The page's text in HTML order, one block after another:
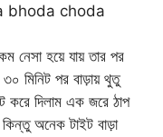
ma bhoda choda
নেসা হয়ে যায় তার পর
মিনিট পর বাড়ায় থুতু
করে দিলাম এক জরে ঠাপ
অনেক টাইট বাড়া